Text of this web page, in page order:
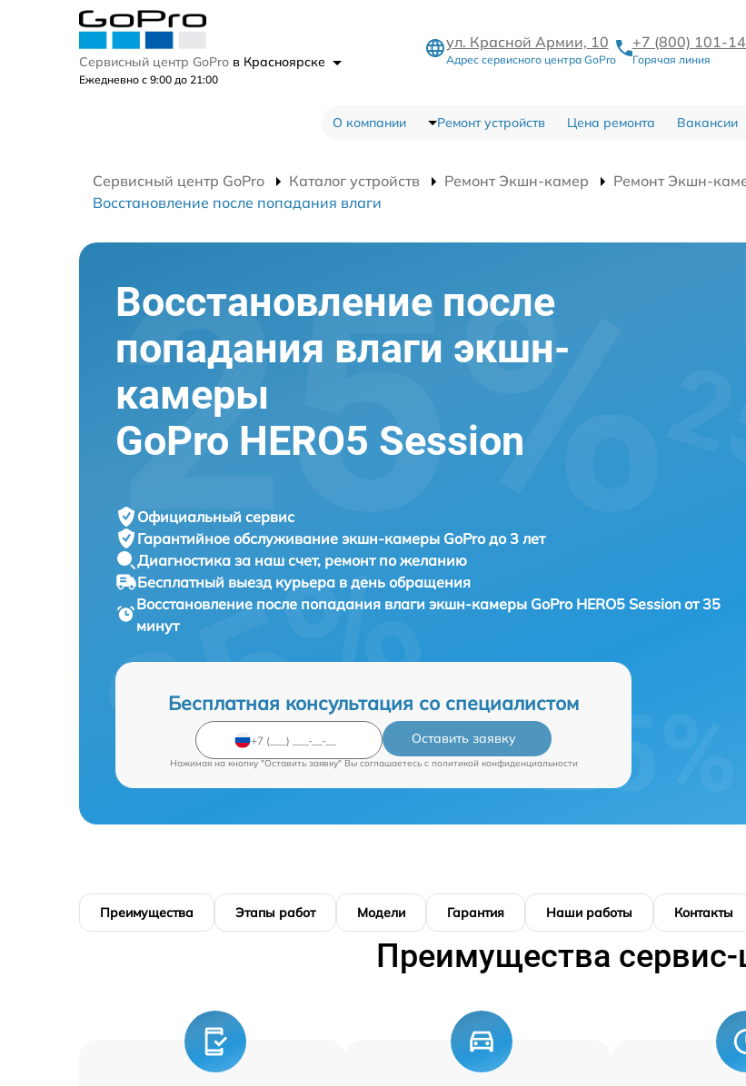
Сервисный центр GoPro в Красноярске
Ежедневно с 9:00 до 21:00
ул. Красной Армии, 10
Адрес сервисного центра GoPro
+7 (800) 101-
Горячая линия
О компании Ремонт устройств Цена ремонта Вакансии
Сервисный центр GoPro Каталог устройств Ремонт Экшн-камер
Ремонт Экшн-
Восстановление после попадания влаги
Восстановление после
попадания влаги экшн-
камеры
GoPro HERO5 Session
Официальный сервис
Гарантийное обслуживание экшн-камеры GoPro до 3 лет
Диагностика за наш счет, ремонт по желанию
Бесплатный выезд курьера в день обращения
Восстановление после попадания влаги экшн-камеры GoPro HERO5 Session от 35
минут
Бесплатная консультация со специалистом
Оставить заявку
Нажимая на кнопку "Оставить заявку" Вы соглашаетесь c политикой конфиденциальности
Преимущества Этапы работ Модели Гарантия Наши работы Контакты
Преимущества сервис-